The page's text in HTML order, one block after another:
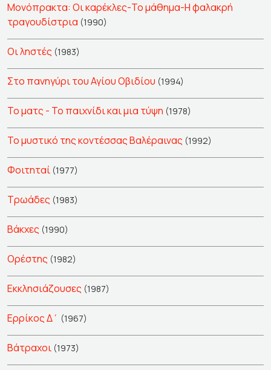
Μονόπρακτα: Οι καρέκλες-Το μάθημα-Η φαλακρή
τραγουδίστρια (1990)
Οι ληστές (1983)
Στο πανηγύρι του Αγίου Οβιδίου (1994)
Το ματς - Το παιχνίδι και μια τύψη (1978)
Το μυστικό της κοντέσσας Βαλέραινας (1992)
Φοιτηταί (1977)
Τρωάδες (1983)
Βάκχες (1990)
Ορέστης (1982)
Εκκλησιάζουσες (1987)
Ερρίκος Δ΄ (1967)
Βάτραχοι (1973)